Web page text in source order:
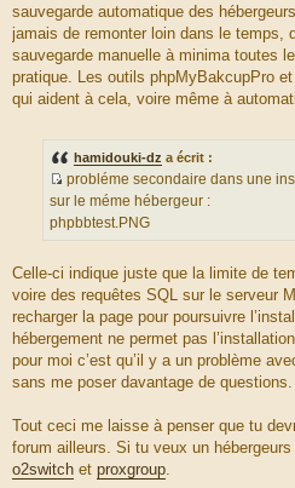
sauvegarde automatique des
jamais de remonter loin dans le temps,
sauvegarde manuelle à minima toutes
pratique. Les outils phpMyBakcupPro
qui aident à cela, voire même à
hamidouki-dz a écrit :
S
o
c
e
d
u
m
e
s
a
g
probléme secondaire dans une
sur le méme hébergeur :
phpbbtest.PNG
Celle-ci indique juste que la limite de
voire des requêtes SQL sur le serveur
recharger la page pour poursuivre
hébergement ne permet pas
pour moi c’est qu’il y a un problème
sans me poser davantage de questions.
Tout ceci me laisse à penser que tu
forum ailleurs. Si tu veux un
o2switch et proxgroup